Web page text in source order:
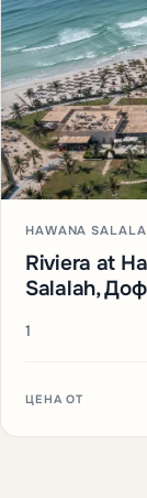
HAWANA
Riviera at
Salalah,
1
ЦЕНА ОТ